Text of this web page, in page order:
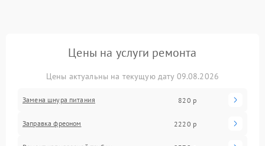
Цены на услуги ремонта
Цены актуальны на текущую дату 09.08.2026
Замена шнура питания 820 р
Заправка фреоном 2220 р